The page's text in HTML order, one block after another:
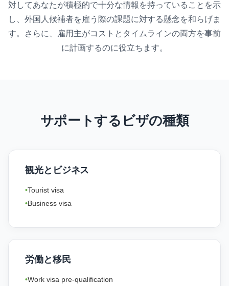
対してあなたが積極的で十分な情報を持っていることを示
し、外国人候補者を雇う際の課題に対する懸念を和らげま
す。さらに、雇用主がコストとタイムラインの両方を事前
に計画するのに役立ちます。
サポートするビザの種類
観光とビジネス
Tourist visa
Business visa
労働と移民
Work visa pre-qualification